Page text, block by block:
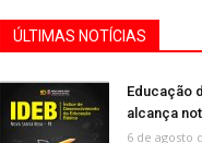
ÚLTIMAS NOTÍCIAS
Educação
alcança
6 de agosto